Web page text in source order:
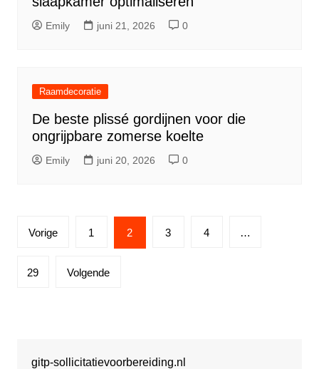
Emily juni 21, 2026 0
Raamdecoratie
De beste plissé gordijnen voor die
ongrijpbare zomerse koelte
Emily juni 20, 2026 0
Berichten
Vorige 1 2 3 4 …
29 Volgende
gitp-sollicitatievoorbereiding.nl